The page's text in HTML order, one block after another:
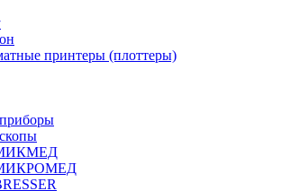
принтеры (плоттеры)